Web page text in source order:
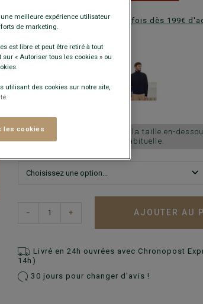
Payez en plusieurs fois dès 199€
COULEURS DISPONIBLES
En cas d'hésitation, choisir la taille en-
habituelle.
− + AJOUTER AU
Livré en 24h ouvrées avec Chronopost
14h)
30 jours pour changer d'avis !
meilleure expérience utilisateur
de marketing.
est libre et peut être retiré à tout
« Autoriser tous les cookies » ou
utilisant des cookies sur notre site,
les cookies